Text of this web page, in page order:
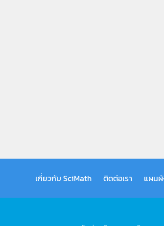
เกี่ยวกับ SciMath ติดต่อเรา แผนผั